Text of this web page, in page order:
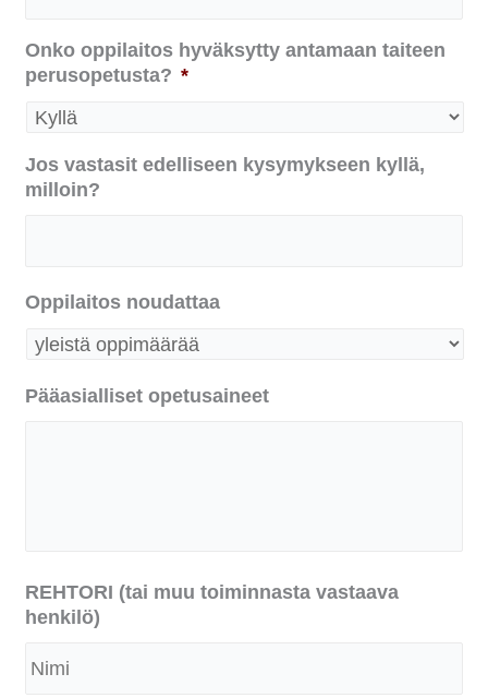
Onko oppilaitos hyväksytty antamaan taiteen
perusopetusta? *
Jos vastasit edelliseen kysymykseen kyllä,
milloin?
Oppilaitos noudattaa
Pääasialliset opetusaineet
REHTORI (tai muu toiminnasta vastaava
henkilö)